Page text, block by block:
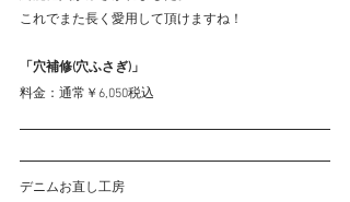
これでまた長く愛用して頂けますね！
「穴補修(穴ふさぎ)」
料金：通常￥6,050税込
デニムお直し工房